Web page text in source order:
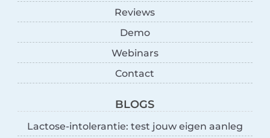
Reviews
Demo
Webinars
Contact
BLOGS
Lactose-intolerantie: test jouw eigen aanleg